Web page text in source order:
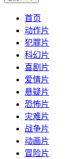
首页
动作片
犯罪片
科幻片
喜剧片
爱情片
悬疑片
恐怖片
灾难片
战争片
动画片
冒险片